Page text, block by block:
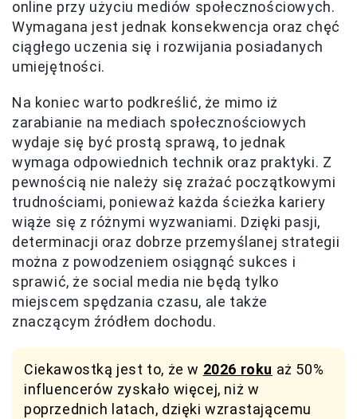
online przy użyciu mediów społecznościowych.
Wymagana jest jednak konsekwencja oraz chęć
ciągłego uczenia się i rozwijania posiadanych
umiejętności.
Na koniec warto podkreślić, że mimo iż
zarabianie na mediach społecznościowych
wydaje się być prostą sprawą, to jednak
wymaga odpowiednich technik oraz praktyki. Z
pewnością nie należy się zrażać początkowymi
trudnościami, ponieważ każda ścieżka kariery
wiąże się z różnymi wyzwaniami. Dzięki pasji,
determinacji oraz dobrze przemyślanej strategii
można z powodzeniem osiągnąć sukces i
sprawić, że social media nie będą tylko
miejscem spędzania czasu, ale także
znaczącym źródłem dochodu.
Ciekawostką jest to, że w 2026 roku aż 50%
influencerów zyskało więcej, niż w
poprzednich latach, dzięki wzrastającemu